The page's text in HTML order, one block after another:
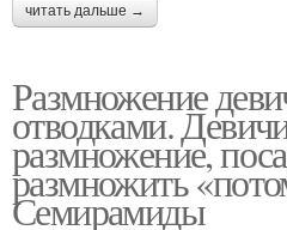
читать дальше →
Размножение
отводками.
размножение,
размножить
Семирамиды